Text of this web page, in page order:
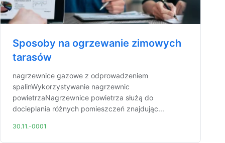
Sposoby na ogrzewanie zimowych
tarasów
nagrzewnice gazowe z odprowadzeniem
spalinWykorzystywanie nagrzewnic
powietrzaNagrzewnice powietrza służą do
docieplania różnych pomieszczeń znajdując...
30.11.-0001